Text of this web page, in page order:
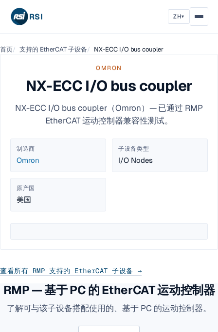
RSI ZH▾
首页 支持的 EtherCAT 子设备 NX-ECC I/O bus coupler
OMRON
NX-ECC I/O bus coupler
NX-ECC I/O bus coupler（Omron）— 已通过 RMP
EtherCAT 运动控制器兼容性测试。
制造商
Omron
子设备类型
I/O Nodes
原产国
美国
查看所有 RMP 支持的 EtherCAT 子设备 →
RMP — 基于 PC 的 EtherCAT 运动控制器
了解可与该子设备搭配使用的、基于 PC 的运动控制器。